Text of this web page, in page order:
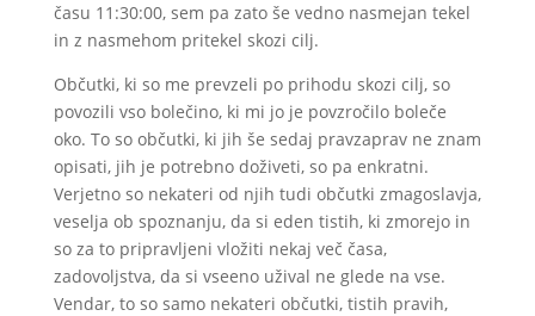
času 11:30:00, sem pa zato še vedno nasmejan tekel
in z nasmehom pritekel skozi cilj.
Občutki, ki so me prevzeli po prihodu skozi cilj, so
povozili vso bolečino, ki mi jo je povzročilo boleče
oko. To so občutki, ki jih še sedaj pravzaprav ne znam
opisati, jih je potrebno doživeti, so pa enkratni.
Verjetno so nekateri od njih tudi občutki zmagoslavja,
veselja ob spoznanju, da si eden tistih, ki zmorejo in
so za to pripravljeni vložiti nekaj več časa,
zadovoljstva, da si vseeno užival ne glede na vse.
Vendar, to so samo nekateri občutki, tistih pravih,